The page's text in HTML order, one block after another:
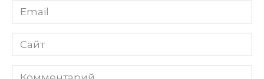
Email
Сайт
Комментарий